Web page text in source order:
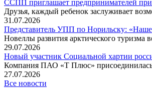
ССПП приглашает предпринимателей
Друзья, каждый ребенок заслуживает
31.07.2026
Представитель УПП по Норильску:
Новеллы развития арктического
29.07.2026
Новый участник Социальной хартии
Компания ПАО «Т Плюс» присоединилась
27.07.2026
Все новости